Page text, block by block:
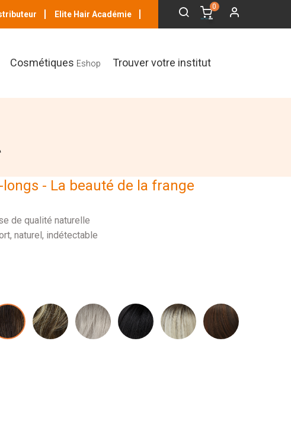
Elite Hair Académie
0
Cosmétiques Eshop Trouver votre institut
- La beauté de la frange
de qualité naturelle
naturel, indétectable